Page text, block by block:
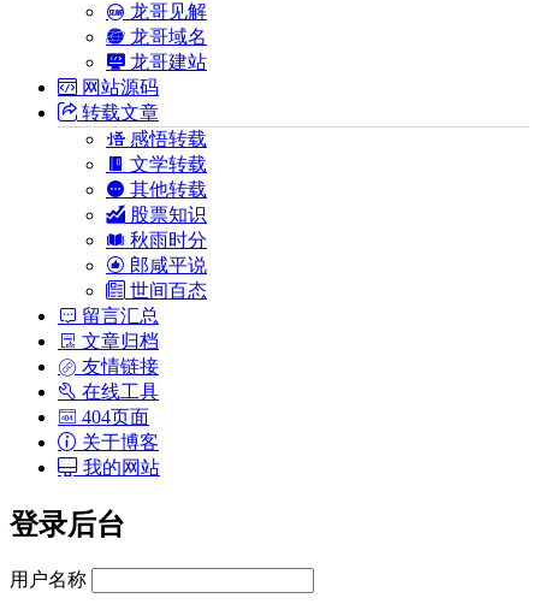
龙哥见解
龙哥域名
龙哥建站
网站源码
转载文章
感悟转载
文学转载
其他转载
股票知识
秋雨时分
郎咸平说
世间百态
留言汇总
文章归档
友情链接
在线工具
404页面
关于博客
我的网站
登录后台
用户名称